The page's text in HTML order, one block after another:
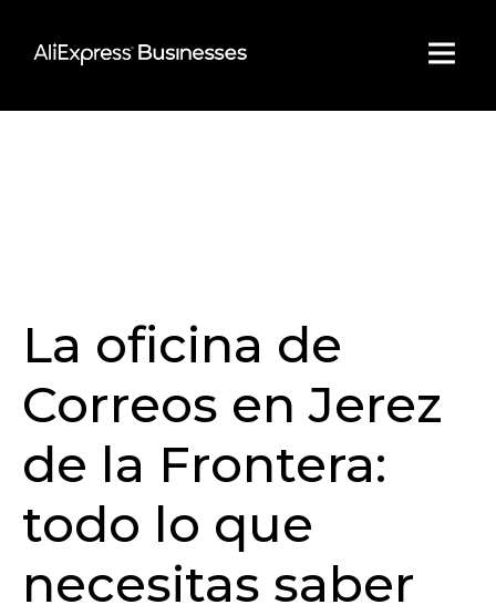
content
La oficina de
Correos en Jerez
de la Frontera:
todo lo que
necesitas saber